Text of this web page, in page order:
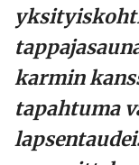
karmin
tapahtuma